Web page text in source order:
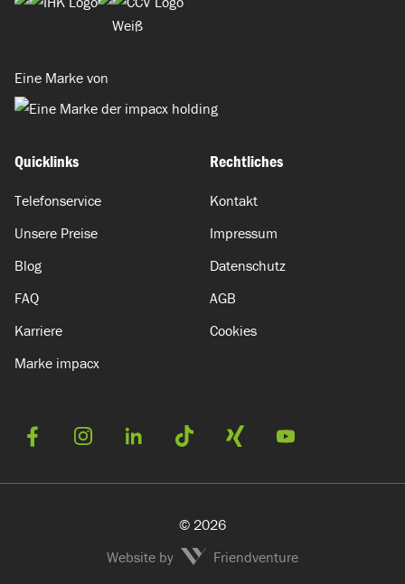
Eine Marke von
Quicklinks
Telefonservice
Unsere Preise
Blog
FAQ
Karriere
Marke impacx
Rechtliches
Kontakt
Impressum
Datenschutz
AGB
Cookies
© 2026
Website by
Friendventure